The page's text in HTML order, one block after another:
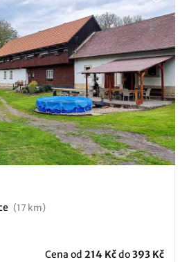
(17 km)
Cena od 214 Kčdo393 Kč